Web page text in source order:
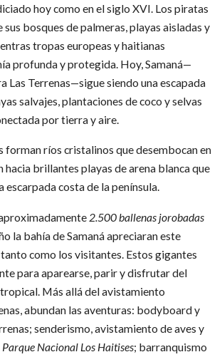
hoy como en el siglo XVI. Los piratas
sus bosques de palmeras, playas aisladas y
tropas europeas y haitianas
profunda y protegida. Hoy, Samaná—
Las Terrenas—sigue siendo una escapada
salvajes, plantaciones de coco y selvas
por tierra y aire.
forman ríos cristalinos que desembocan en
hacia brillantes playas de arena blanca que
escarpada costa de la península.
2.500 ballenas jorobadas
la bahía de Samaná apreciaran este
como los visitantes. Estos gigantes
para aparearse, parir y disfrutar del
Más allá del avistamiento
abundan las aventuras: bodyboard y
senderismo, avistamiento de aves y
Parque Nacional Los Haitises; barranquismo